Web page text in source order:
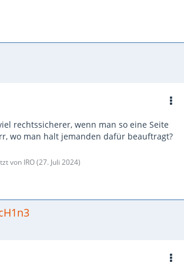
rechtssicherer, wenn man so eine Seite
wo man halt jemanden dafür beauftragt?
von IRO (27. Juli 2024)